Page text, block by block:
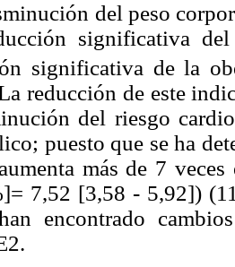
del peso
significativa
significativa de la
reducción de este
del riesgo
puesto que se ha
más de 7
7,52 [3,58 - 5,92])
encontrado